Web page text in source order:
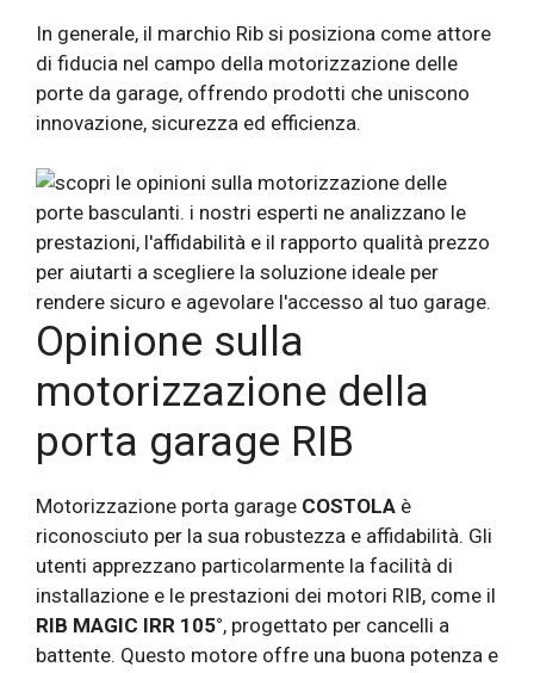
In generale, il marchio Rib si posiziona come attore
di fiducia nel campo della motorizzazione delle
porte da garage, offrendo prodotti che uniscono
innovazione, sicurezza ed efficienza.
Opinione sulla
motorizzazione della
porta garage RIB
Motorizzazione porta garage COSTOLA è
riconosciuto per la sua robustezza e affidabilità. Gli
utenti apprezzano particolarmente la facilità di
installazione e le prestazioni dei motori RIB, come il
RIB MAGIC IRR 105°, progettato per cancelli a
battente. Questo motore offre una buona potenza e